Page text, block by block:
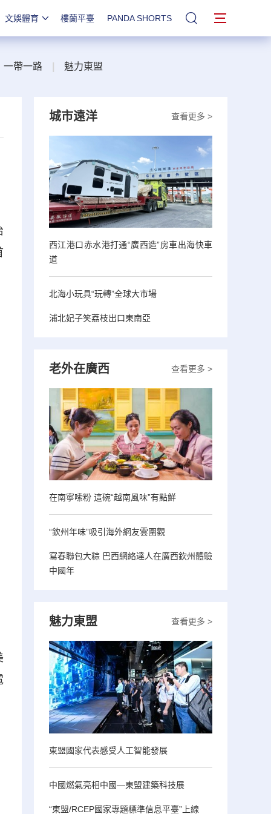
文娛體育 樓蘭平臺 PANDA SHORTS 站內搜索
一帶一路 魅力東盟
查看更多 >
城市遠洋
西江港口赤水港打通“廣西造”房車出海快車
道
北海小玩具“玩轉”全球大市場
浦北妃子笑荔枝出口東南亞
查看更多 >
老外在廣西
在南寧嗦粉 這碗“越南風味”有點鮮
“欽州年味”吸引海外網友雲圍觀
寫春聯包大粽 巴西網絡達人在廣西欽州體驗
中國年
查看更多 >
魅力東盟
東盟國家代表感受人工智能發展
中國燃氣亮相中國—東盟建築科技展
“東盟/RCEP國家專題標準信息平臺”上線